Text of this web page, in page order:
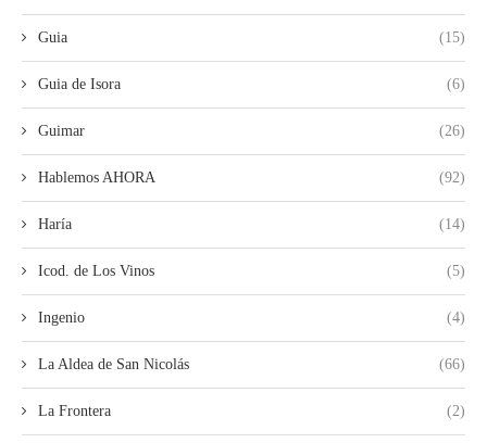
Guia (15)
Guia de Isora (6)
Guimar (26)
Hablemos AHORA (92)
Haría (14)
Icod. de Los Vinos (5)
Ingenio (4)
La Aldea de San Nicolás (66)
La Frontera (2)